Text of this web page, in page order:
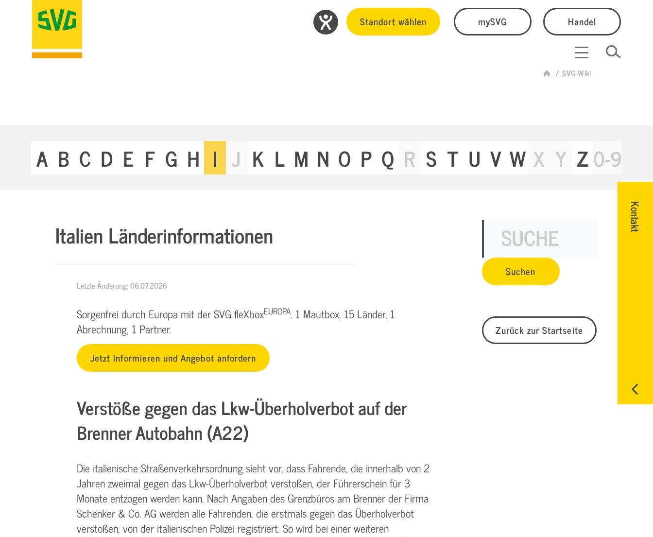
Standort wählen mySVG Handel
SVG-Wiki
Kontakt
A B C D E F G H I J K L M N O P Q R S T U V W X Y Z0-9
Italien Länderinformationen
Letzte Änderung: 06.07.2026
Sorgenfrei durch Europa mit der SVG fleXboxEUROPA. 1 Mautbox, 15 Länder, 1
Abrechnung, 1 Partner.
Jetzt informieren und Angebot anfordern
Verstöße gegen das Lkw-Überholverbot auf der
Brenner Autobahn (A22)
Die italienische Straßenverkehrsordnung sieht vor, dass Fahrende, die innerhalb von 2
Jahren zweimal gegen das Lkw-Überholverbot verstoßen, der Führerschein für 3
Monate entzogen werden kann. Nach Angaben des Grenzbüros am Brenner der Firma
Schenker & Co. AG werden alle Fahrenden, die erstmals gegen das Überholverbot
verstoßen, von der italienischen Polizei registriert. So wird bei einer weiteren
Zurück zur Startseite